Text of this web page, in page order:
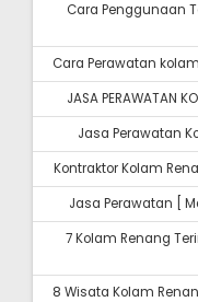
Cara Penggunaan
Cara Perawatan
JASA PERAWATAN
Jasa Perawatan
Kontraktor Kolam
Jasa Perawatan [
7 Kolam Renang
8 Wisata Kolam